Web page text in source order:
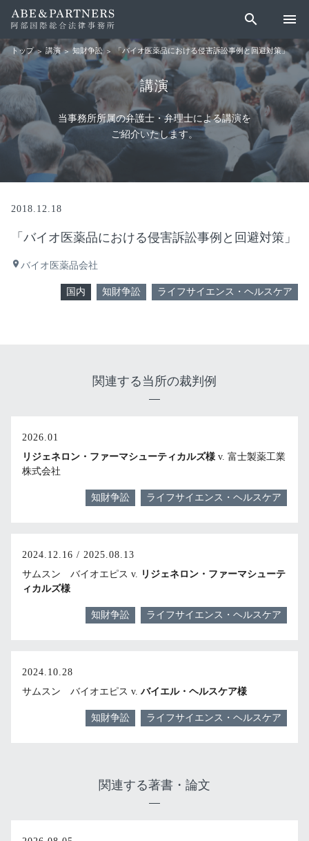
search menu
トップ 講演 知財争訟 「バイオ医薬品における侵害訴訟事例と回避対策」
講演
当事務所所属の弁護士・弁理士による講演を
ご紹介いたします。
2018.12.18
「バイオ医薬品における侵害訴訟事例と回避対策」
place バイオ医薬品会社
国内 知財争訟 ライフサイエンス・ヘルスケア
関連する当所の裁判例
2026.01
リジェネロン・ファーマシューティカルズ様 v. 富士製薬工業
株式会社
知財争訟 ライフサイエンス・ヘルスケア
2024.12.16 / 2025.08.13
サムスン バイオエピス v. リジェネロン・ファーマシューテ
ィカルズ様
知財争訟 ライフサイエンス・ヘルスケア
2024.10.28
サムスン バイオエピス v. バイエル・ヘルスケア様
知財争訟 ライフサイエンス・ヘルスケア
関連する著書・論文